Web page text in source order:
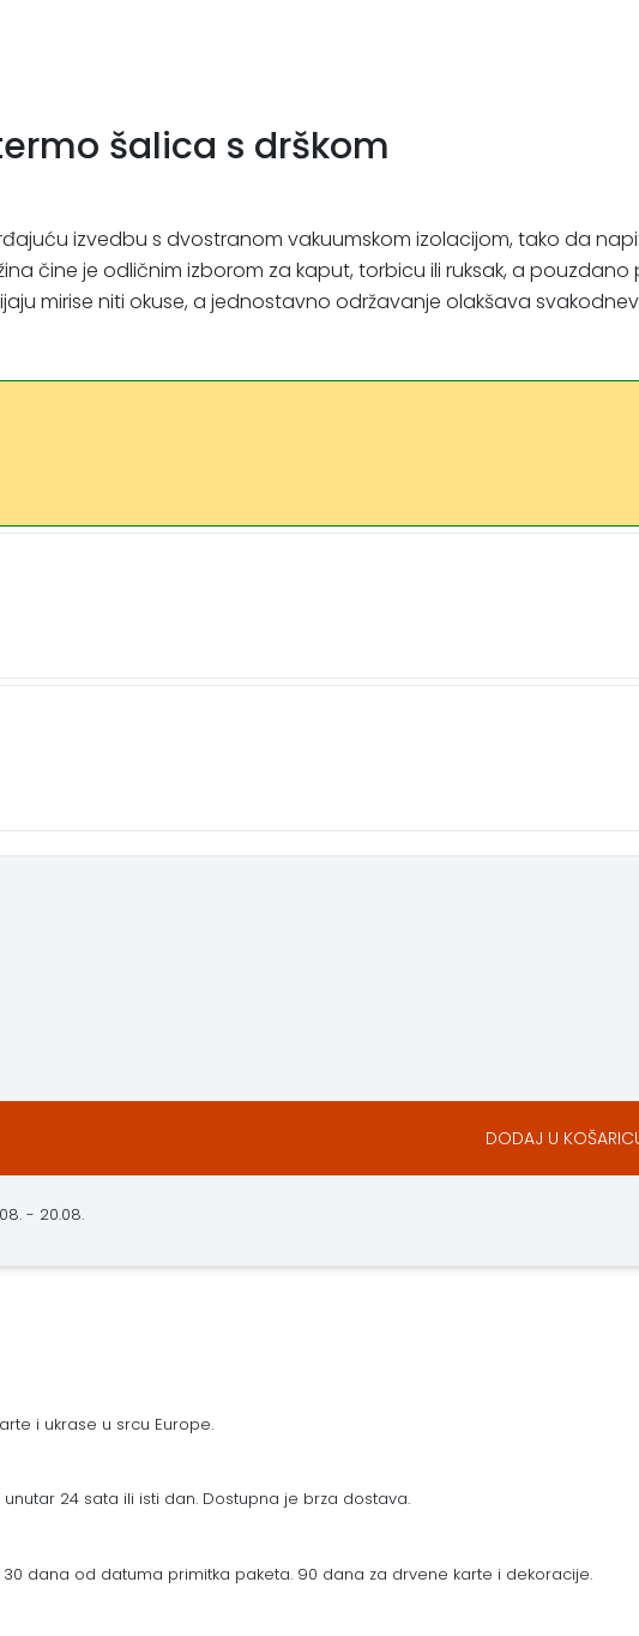
šalica s drškom
izvedbu s dvostranom vakuumskom izolacijom, tako da
čine je odličnim izborom za kaput, torbicu ili ruksak, a
mirise niti okuse, a jednostavno održavanje olakšava
DODAJ U
- 20.08.
i ukrase u srcu Europe.
24 sata ili isti dan. Dostupna je brza dostava.
dana od datuma primitka paketa. 90 dana za drvene karte i dekoracije.